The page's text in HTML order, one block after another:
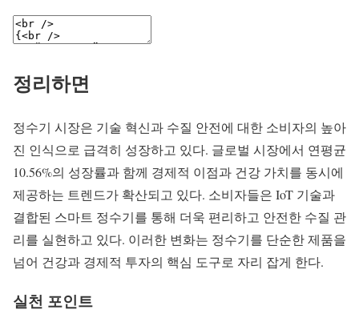
정리하면
정수기 시장은 기술 혁신과 수질 안전에 대한 소비자의 높아
진 인식으로 급격히 성장하고 있다. 글로벌 시장에서 연평균
10.56%의 성장률과 함께 경제적 이점과 건강 가치를 동시에
제공하는 트렌드가 확산되고 있다. 소비자들은 IoT 기술과
결합된 스마트 정수기를 통해 더욱 편리하고 안전한 수질 관
리를 실현하고 있다. 이러한 변화는 정수기를 단순한 제품을
넘어 건강과 경제적 투자의 핵심 도구로 자리 잡게 한다.
실천 포인트